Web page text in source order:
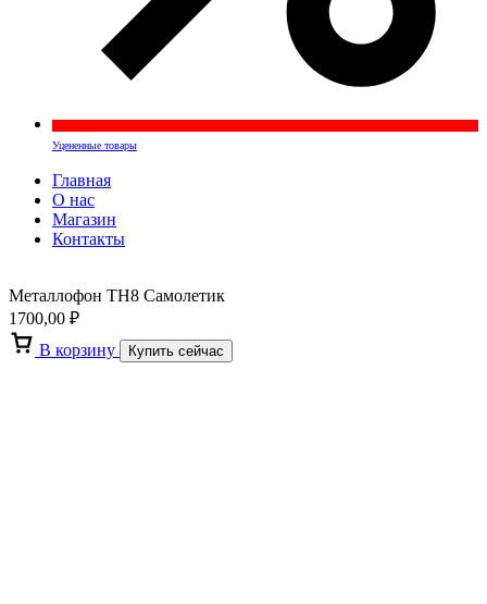
Уцененные товары
Главная
О нас
Магазин
Контакты
Металлофон TH8 Самолетик
1700,00 ₽
В корзину
Купить сейчас